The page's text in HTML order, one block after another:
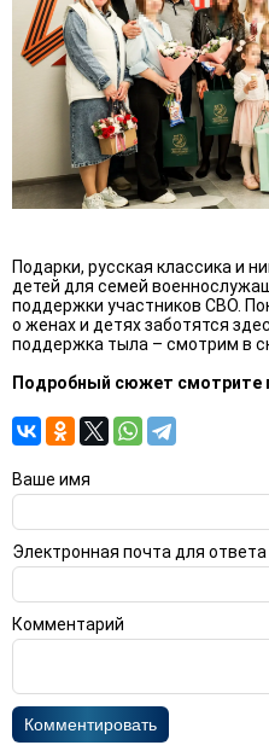
Подарки, русская классика и
детей для семей
поддержки участников СВО.
о женах и детях заботятся
поддержка тыла – смотрим в
Подробный сюжет смотрите
Ваше имя
Электронная почта для ответа
Комментарий
Комментировать